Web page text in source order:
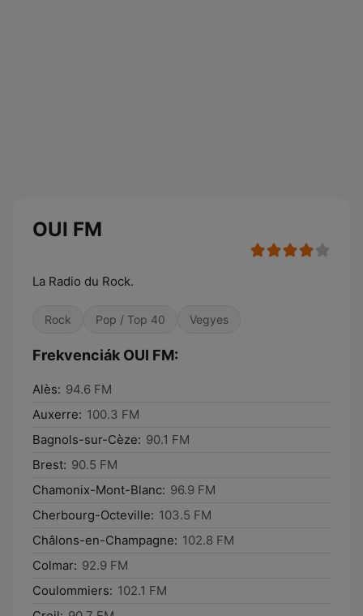
OUI FM
La Radio du Rock.
Rock Pop / Top 40 Vegyes
Frekvenciák OUI FM:
Alès: 94.6 FM
Auxerre: 100.3 FM
Bagnols-sur-Cèze: 90.1 FM
Brest: 90.5 FM
Chamonix-Mont-Blanc: 96.9 FM
Cherbourg-Octeville: 103.5 FM
Châlons-en-Champagne: 102.8 FM
Colmar: 92.9 FM
Coulommiers: 102.1 FM